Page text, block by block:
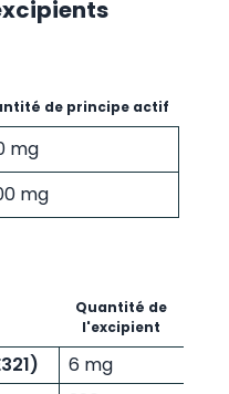
de principe actif
mg
mg
Quantité de
l'excipient
6 mg